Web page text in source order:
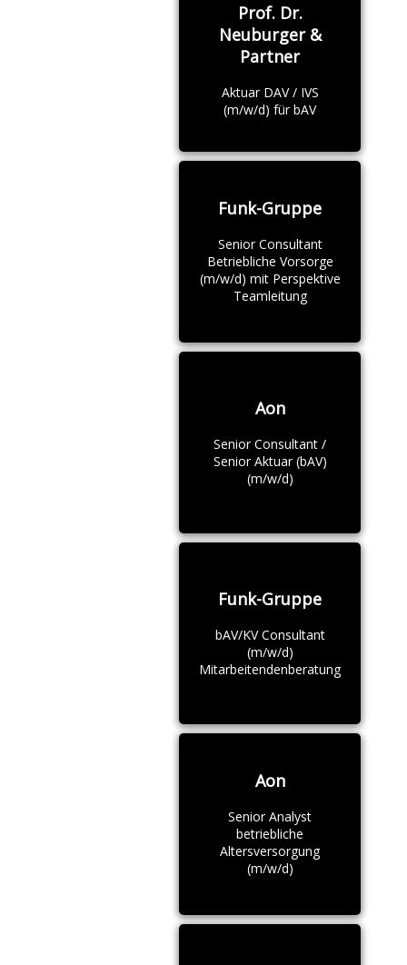
Prof. Dr.
Neuburger &
Partner
Aktuar DAV / IVS
(m/w/d) für bAV
Funk-Gruppe
Senior Consultant
Betriebliche Vorsorge
(m/w/d) mit Perspektive
Teamleitung
Aon
Senior Consultant /
Senior Aktuar (bAV)
(m/w/d)
Funk-Gruppe
bAV/KV Consultant
(m/w/d)
Mitarbeitendenberatung
Aon
Senior Analyst
betriebliche
Altersversorgung
(m/w/d)